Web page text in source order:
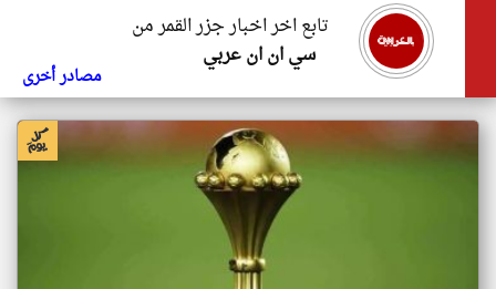
تابع اخر اخبار جزر القمر من
سي ان ان عربي
مصادر أخرى